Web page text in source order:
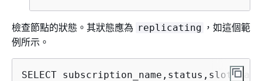
檢查節點的狀態。其狀態應為 replicating ，如這個範
例所示。
SELECT subscription_name,status,slot_name